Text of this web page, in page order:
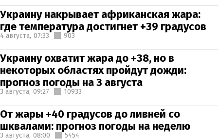
Украину накрывает африканская жара:
где температура достигнет +39 градусов
4 августа, 07:33 903
Украину охватит жара до +38, но в
некоторых областях пройдут дожди:
прогноз погоды на 3 августа
3 августа, 09:27 10933
От жары +40 градусов до ливней со
шквалами: прогноз погоды на неделю
3 августа, 08:00 5454